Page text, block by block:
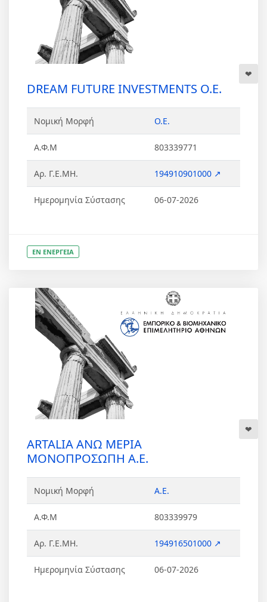
DREAM FUTURE INVESTMENTS Ο.Ε.
Νομική Μορφή Ο.Ε.
Α.Φ.Μ 803339771
Αρ. Γ.Ε.ΜΗ. 194910901000 ↗
Ημερομηνία Σύστασης 06-07-2026
ΕΝ ΕΝΕΡΓΕΙΑ
ARTALIA ΑΝΩ ΜΕΡΙΑ
ΜΟΝΟΠΡΟΣΩΠΗ Α.Ε.
Νομική Μορφή Α.Ε.
Α.Φ.Μ 803339979
Αρ. Γ.Ε.ΜΗ. 194916501000 ↗
Ημερομηνία Σύστασης 06-07-2026